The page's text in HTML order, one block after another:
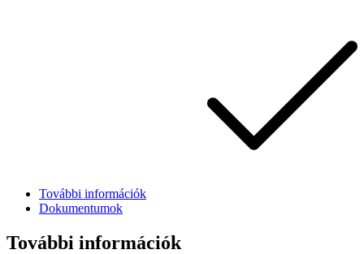
További információk
Dokumentumok
További információk